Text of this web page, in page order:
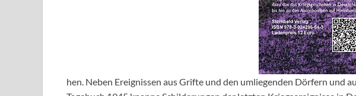
hen. Neben Ereignissen aus Grifte und den umliegenden Dörfern und